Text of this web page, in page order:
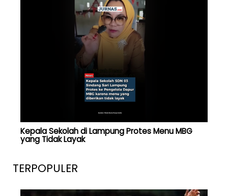
Kepala Sekolah di Lampung Protes Menu MBG
yang Tidak Layak
TERPOPULER